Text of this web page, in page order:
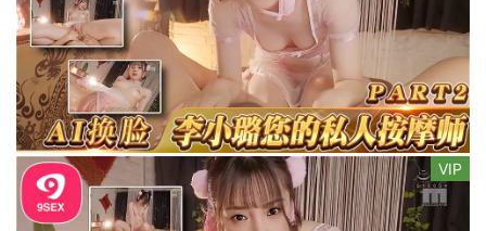
VIP